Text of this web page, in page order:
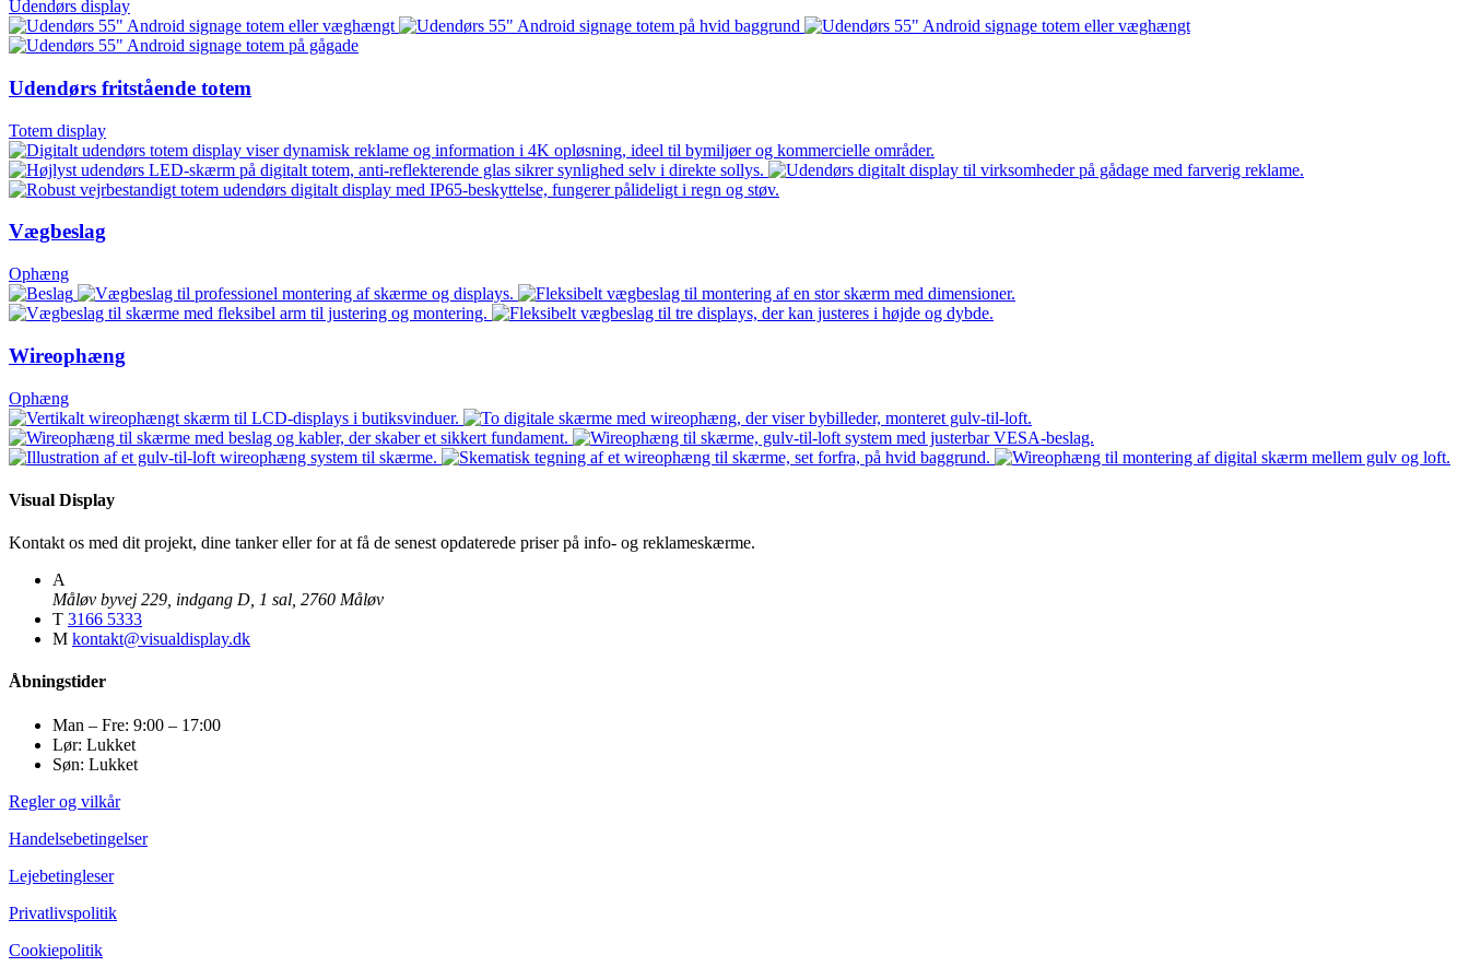
Udendørs display
Udendørs fritstående totem
Totem display
Vægbeslag
Ophæng
Wireophæng
Ophæng
Visual Display
Kontakt os med dit projekt, dine tanker eller for at få de senest opdaterede priser på info- og reklameskærme.
A
Måløv byvej 229, indgang D, 1 sal, 2760 Måløv
T 3166 5333
M kontakt@visualdisplay.dk
Åbningstider
Man – Fre: 9:00 – 17:00
Lør: Lukket
Søn: Lukket
Regler og vilkår
Handelsebetingelser
Lejebetingleser
Privatlivspolitik
Cookiepolitik